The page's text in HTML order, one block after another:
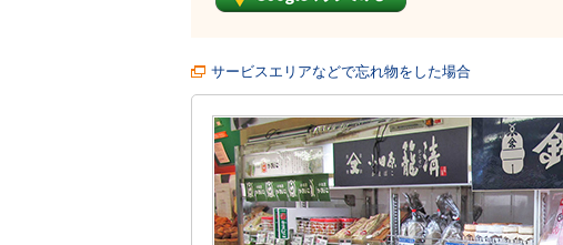
サービスエリアなどで忘れ物をした場合